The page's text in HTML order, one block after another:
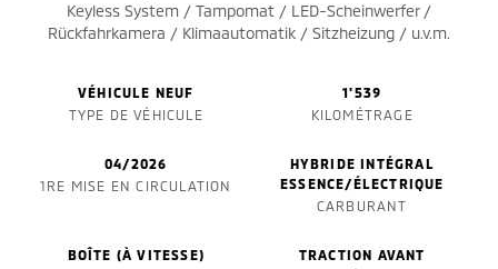
Keyless System / Tampomat / LED-Scheinwerfer /
Rückfahrkamera / Klimaautomatik / Sitzheizung / u.v.m.
VÉHICULE NEUF
TYPE DE VÉHICULE
1'539
KILOMÉTRAGE
04/2026
1RE MISE EN CIRCULATION
HYBRIDE INTÉGRAL
ESSENCE/ÉLECTRIQUE
CARBURANT
BOÎTE (À VITESSE)
TRACTION AVANT